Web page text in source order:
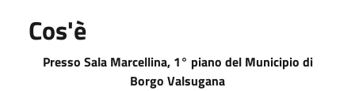
Cos'è
Presso Sala Marcellina, 1° piano del Municipio di
Borgo Valsugana